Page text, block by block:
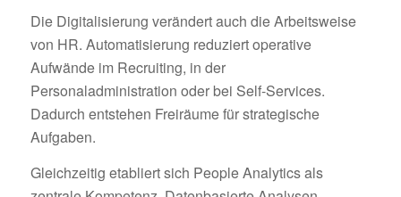
Die Digitalisierung verändert auch die Arbeitsweise
von HR. Automatisierung reduziert operative
Aufwände im Recruiting, in der
Personaladministration oder bei Self-Services.
Dadurch entstehen Freiräume für strategische
Aufgaben.
Gleichzeitig etabliert sich People Analytics als